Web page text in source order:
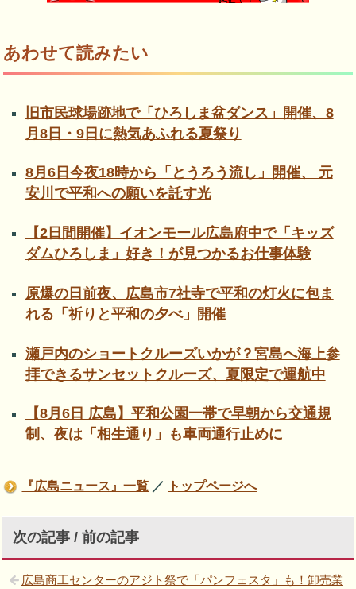
あわせて読みたい
旧市民球場跡地で「ひろしま盆ダンス」開催、8
月8日・9日に熱気あふれる夏祭り
8月6日今夜18時から「とうろう流し」開催、 元
安川で平和への願いを託す光
【2日間開催】イオンモール広島府中で「キッズ
ダムひろしま」好き！が見つかるお仕事体験
原爆の日前夜、広島市7社寺で平和の灯火に包ま
れる「祈りと平和の夕べ」開催
瀬戸内のショートクルーズいかが？宮島へ海上参
拝できるサンセットクルーズ、夏限定で運航中
【8月6日 広島】平和公園一帯で早朝から交通規
制、夜は「相生通り」も車両通行止めに
『広島ニュース』一覧 ／ トップページへ
次の記事 / 前の記事
広島商工センターのアジト祭で「パンフェスタ」も！卸売業